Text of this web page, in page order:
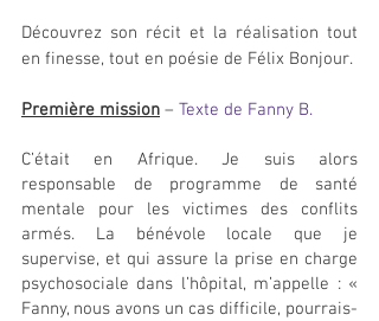
Découvrez son récit et la réalisation tout
en finesse, tout en poésie de Félix Bonjour.
Première mission – Texte de Fanny B.
C’était en Afrique. Je suis alors
responsable de programme de santé
mentale pour les victimes des conflits
armés. La bénévole locale que je
supervise, et qui assure la prise en charge
psychosociale dans l’hôpital, m’appelle : «
Fanny, nous avons un cas difficile, pourrais-